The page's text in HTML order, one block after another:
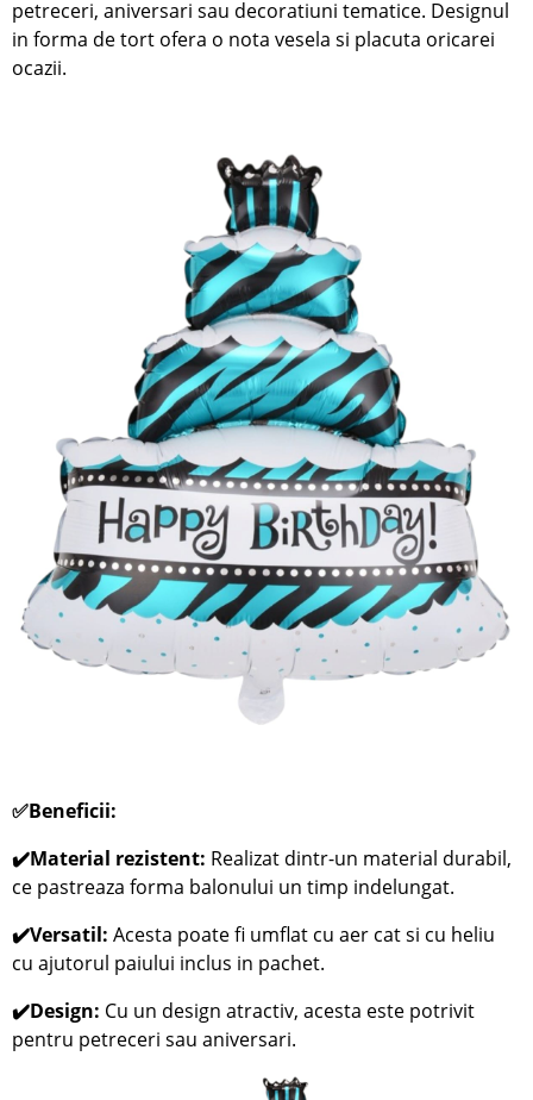
petreceri, aniversari sau decoratiuni tematice. Designul
in forma de tort ofera o nota vesela si placuta oricarei
ocazii.
✅Beneficii:
✔️Material rezistent: Realizat dintr-un material durabil,
ce pastreaza forma balonului un timp indelungat.
✔️Versatil:Acesta poate fi umflat cu aer cat si cu heliu
cu ajutorul paiului inclus in pachet.
✔️Design: Cu un design atractiv, acesta este potrivit
pentru petreceri sau aniversari.